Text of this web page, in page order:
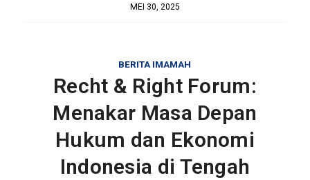
MEI 30, 2025
BERITA IMAMAH
Recht & Right Forum:
Menakar Masa Depan
Hukum dan Ekonomi
Indonesia di Tengah